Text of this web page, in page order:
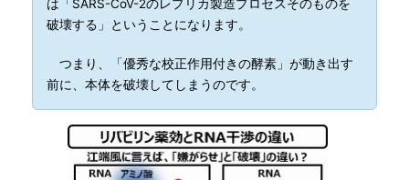
は「SARS-CoV-2のレプリカ製造プロセスそのものを
破壊する」ということになります。
つまり、「優秀な校正作用付きの酵素」が動き出す
前に、本体を破壊してしまうのです。